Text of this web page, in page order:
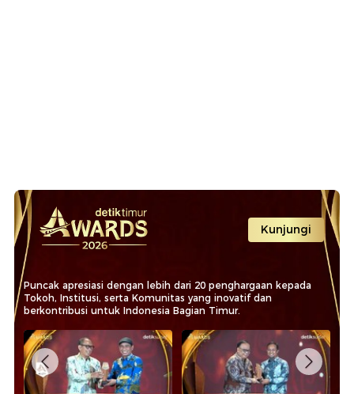
Kunjungi
Puncak apresiasi dengan lebih dari 20 penghargaan kepada
Tokoh, Institusi, serta Komunitas yang inovatif dan
berkontribusi untuk Indonesia Bagian Timur.